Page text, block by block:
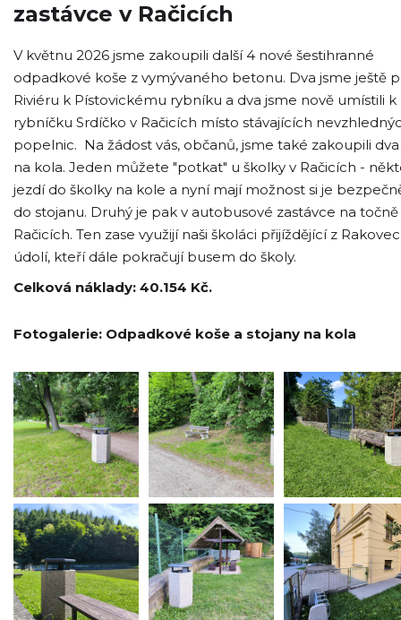
zastávce v Račicích
V květnu 2026 jsme zakoupili další 4 nové šestihranné
odpadkové koše z vymývaného betonu. Dva jsme ještě
Riviéru k Pístovickému rybníku a dva jsme nově umístili k
rybníčku Srdíčko v Račicích místo stávajících
popelnic. Na žádost vás, občanů, jsme také zakoupili
na kola. Jeden můžete "potkat" u školky v Račicích -
jezdí do školky na kole a nyní mají možnost si je
do stojanu. Druhý je pak v autobusové zastávce na točně
Račicích. Ten zase využijí naši školáci přijíždějící z
údolí, kteří dále pokračují busem do školy.
Celková náklady: 40.154 Kč.
Fotogalerie: Odpadkové koše a stojany na kola